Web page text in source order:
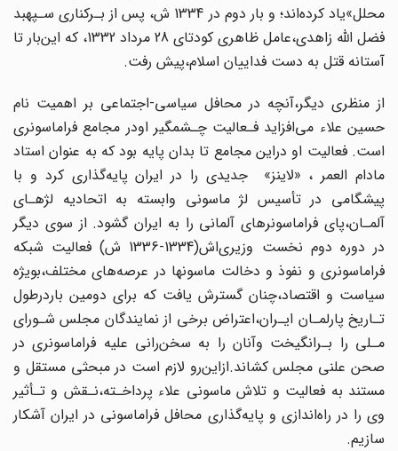
محلل»یاد کرده‌اند؛ و بار دوم در 1334 ش، پس از بـرکناری سـپهبد
فضل اللّه زاهدی،عامل ظاهری کودتای‌ 28‌ مرداد 1332، که این‌بار تا
آستانه قتل به دست‌ فداییان اسلام،پیش رفت.
از منظری دیگر،آنچه در محافل سیاسی-اجتماعی بر اهمیت نام
حسین علاء می‌افزاید فـعالیت چـشمگیر‌ اودر مجامع فراماسونری
است. فعالیت او دراین مجامع تا بدان پایه بود که به عنوان استاد
مادام العمر ، «لاینز» جدیدی را در ایران پایه‌گذاری کرد و با
پیشگامی‌ در‌ تأسیس‌ لژ ماسونی وابسته به اتحادیه‌ لژهـای‌
آلمـان‌،پای فراماسونرهای آلمانی را به ایران‌ گشود. از سوی دیگر
در دوره دوم نخست وزیری‌اش(1334-1336 ش) فعالیت شبکه‌
فراماسونری و نفوذ‌ و دخالت‌ ماسونها‌ در عرصه‌های مختلف،بویژه
سیاست و اقتصاد،چنان گسترش‌ یافت‌ که برای دومین باردرطول
تـاریخ پارلمـان ایـران،اعتراض برخی از نمایندگان مجلس شـورای
مـلی را بـرانگیخت وآنان‌ را‌ به‌ سخن‌رانی علیه فراماسونری در
صحن علنی مجلس کشاند.ازاین‌رو لازم‌ است در مبحثی مستقل و
مستند به فعالیت و تلاش‌ ماسونی علاء پرداخـته،نـقش و تـأثیر
وی را در راه‌اندازی و پایه‌گذاری‌ محافل‌ فراماسونی‌ در ایران آشکار
سازیم.